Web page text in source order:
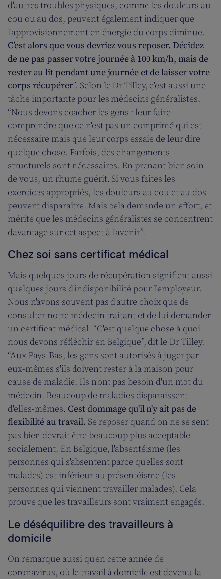
d'autres troubles physiques, comme les douleurs au
cou ou au dos, peuvent également indiquer que
l'approvisionnement en énergie du corps diminue.
C’est alors que vous devriez vous reposer. Décidez
de ne pas passer votre journée à 100 km/h, mais de
rester au lit pendant une journée et de laisser votre
corps récupérer”. Selon le Dr Tilley, c'est aussi une
tâche importante pour les médecins généralistes.
“Nous devons coacher les gens : leur faire
comprendre que ce n'est pas un comprimé qui est
nécessaire mais que leur corps essaie de leur dire
quelque chose. Parfois, des changements
structurels sont nécessaires. En prenant bien soin
de vous, un rhume guérit. Si vous faites les
exercices appropriés, les douleurs au cou et au dos
peuvent disparaître. Mais cela demande un effort, et
mérite que les médecins généralistes se concentrent
davantage sur cet aspect à l'avenir”.
Chez soi sans certificat médical
Mais quelques jours de récupération signifient aussi
quelques jours d'indisponibilité pour l’employeur.
Nous n'avons souvent pas d'autre choix que de
consulter notre médecin traitant et de lui demander
un certificat médical. “C'est quelque chose à quoi
nous devons réfléchir en Belgique”, dit le Dr Tilley.
“Aux Pays-Bas, les gens sont autorisés à juger par
eux-mêmes s'ils doivent rester à la maison pour
cause de maladie. Ils n'ont pas besoin d'un mot du
médecin. Beaucoup de maladies disparaissent
d'elles-mêmes. C'est dommage qu'il n'y ait pas de
flexibilité au travail. Se reposer quand on ne se sent
pas bien devrait être beaucoup plus acceptable
socialement. En Belgique, l'absentéisme (les
personnes qui s'absentent parce qu'elles sont
malades) est inférieur au présentéisme (les
personnes qui viennent travailler malades). Cela
prouve que les travailleurs sont vraiment engagés.
Le déséquilibre des travailleurs à
domicile
On remarque aussi qu'en cette année de
coronavirus, où le travail à domicile est devenu la